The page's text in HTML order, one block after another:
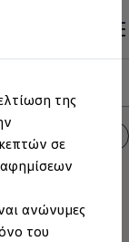
της
σε
ανώνυμες
του